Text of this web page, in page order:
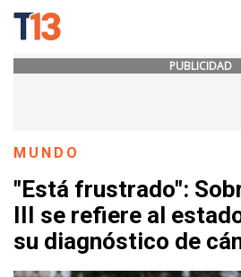
PUBLICIDAD
MUNDO
"Está frustrado":
III se refiere al
su diagnóstico de